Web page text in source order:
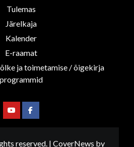
Tulemas
Järelkaja
Kalender
E-raamat
ja toimetamise / õigekirja
programmid
YoutubeFacebook
reserved. | CoverNews by